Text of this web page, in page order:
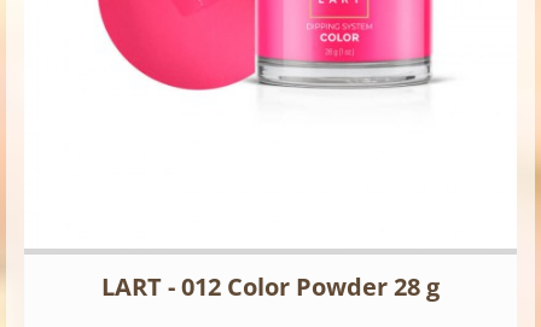
LART - 012 Color Powder 28 g